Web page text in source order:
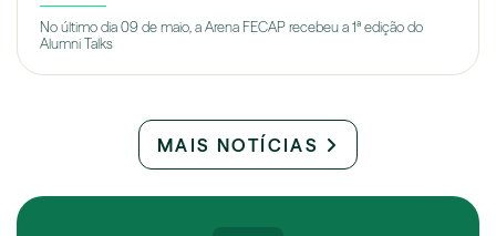
No último dia 09 de maio, a Arena FECAP recebeu a 1ª edição do
Alumni Talks
MAIS NOTÍCIAS